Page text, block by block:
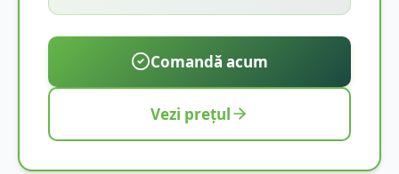
Comandă acum
Vezi prețul